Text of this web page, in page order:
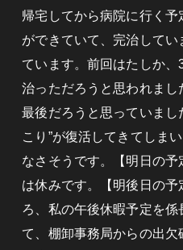
帰宅してから病院に行く
ができていて、完治して
ています。前回はたしか
治っただろうと思われま
最後だろうと思っていまし
こり”が復活してきてしま
なさそうです。【明日の予
は休みです。【明後日の予
ろ、私の午後休暇予定を
て、棚卸事務局からの出